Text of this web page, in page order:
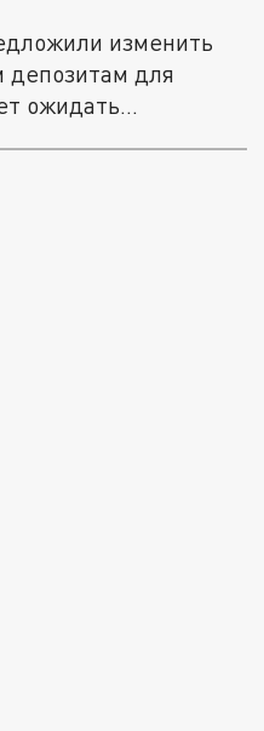
изменить
депозитам для
ожидать...